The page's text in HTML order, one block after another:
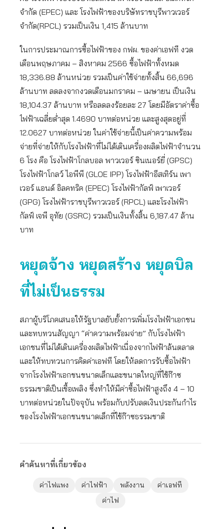
จำกัด (EPEC) และ โรงไฟฟ้าของบริษัทราชบุรีพาวเวอร์
จำกัด(RPCL) รวมเป็นเงิน 1,415 ล้านบาท
ในการประมาณการซื้อไฟฟ้าของ กฟผ. ของค่าเอฟที งวด
เดือนพฤษภาคม – สิงหาคม 2566 ซื้อไฟฟ้าทั้งหมด
18,336.88 ล้านหน่วย รวมเป็นค่าใช้จ่ายทั้งสิ้น 66,696
ล้านบาท ลดลงจากงวดเดือนมกราคม – เมษายน เป็นเงิน
18,104.37 ล้านบาท หรือลดลงร้อยละ 27 โดยมีอัตราค่าซื้อ
ไฟฟ้าเฉลี่ยต่ำสุด 1.4690 บาทต่อหน่วย และสูงสุดอยู่ที่
12.0627 บาทต่อหน่วย ในค่าใช้จ่ายนี้เป็นค่าความพร้อม
จ่ายที่จ่ายให้กับโรงไฟฟ้าที่ไม่ได้เดินเครื่องผลิตไฟฟ้าจำนวน
6 โรง คือ โรงไฟฟ้าโกลบอล พาวเวอร์ ซินเนอร์ยี่ (GPSC)
โรงไฟฟ้าโกลว์ ไอพีพี (GLOE IPP) โรงไฟฟ้าอีสเทิร์น เพา
เวอร์ แอนด์ อิลคทริค (EPEC) โรงไฟฟ้ากัลฟ์ เพาเวอร์
(GPG) โรงไฟฟ้าราชบุรีพาวเวอร์ (RPCL) และโรงไฟฟ้า
กัลฟ์ เจพี อุทัย (GSRC) รวมเป็นเงินทั้งสิ้น 6,187.47 ล้าน
บาท
หยุดจ้าง หยุดสร้าง หยุดบิล
ที่ไม่เป็นธรรม
สภาผู้บริโภคเสนอให้รัฐบาลยับยั้งการเพิ่มโรงไฟฟ้าเอกชน
และทบทวนสัญญา “ค่าความพร้อมจ่าย” กับโรงไฟฟ้า
เอกชนที่ไม่ได้เดินเครื่องผลิตไฟฟ้าเนื่องจากไฟฟ้าล้นตลาด
และให้ทบทวนการคิดค่าเอฟที โดยให้ลดการรับซื้อไฟฟ้า
จากโรงไฟฟ้าเอกชนขนาดเล็กและขนาดใหญ่ที่ใช้ก๊าซ
ธรรมชาติเป็นเชื้อเพลิง ซึ่งทำให้มีค่าซื้อไฟฟ้าสูงถึง 4 – 10
บาทต่อหน่วยในปัจจุบัน พร้อมกับปรับลดเงินประกันกำไร
ของโรงไฟฟ้าเอกชนขนาดเล็กที่ใช้ก๊าซธรรมชาติ
คำค้นหาที่เกี่ยวข้อง
ค่าไฟแพง ค่าไฟฟ้า พลังงาน
ค่าเอฟที
ค่าไฟ